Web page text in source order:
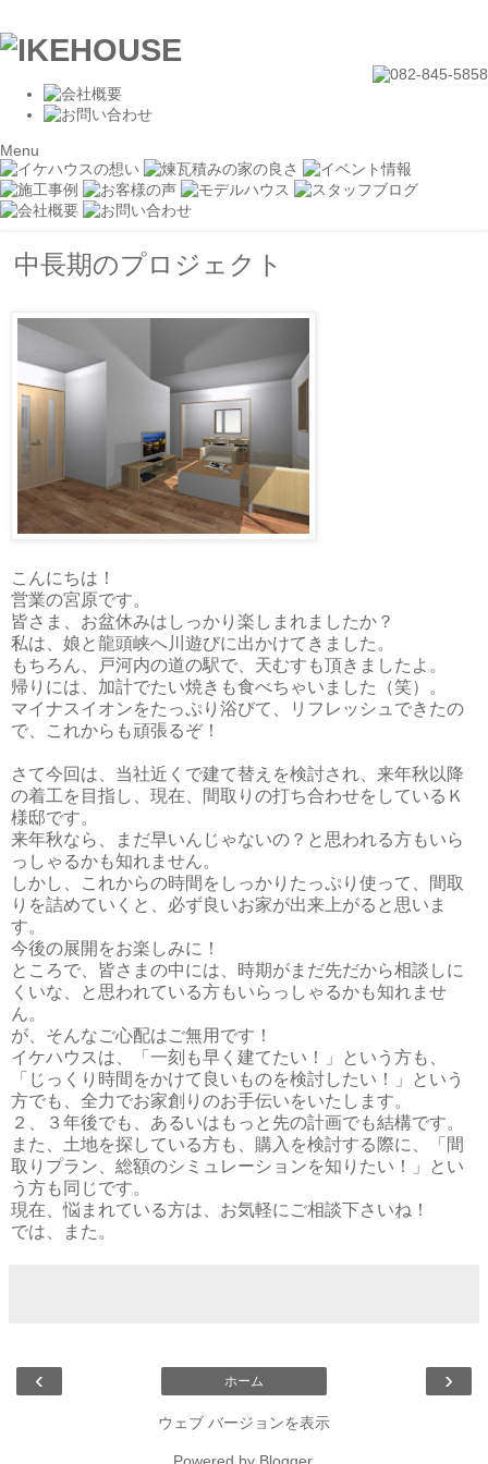
Menu
中長期のプロジェクト
こんにちは！
営業の宮原です。
皆さま、お盆休みはしっかり楽しまれましたか？
私は、娘と龍頭峡へ川遊びに出かけてきました。
もちろん、戸河内の道の駅で、天むすも頂きましたよ。
帰りには、加計でたい焼きも食べちゃいました（笑）。
マイナスイオンをたっぷり浴びて、リフレッシュできたの
で、これからも頑張るぞ！
さて今回は、当社近くで建て替えを検討され、来年秋以降
の着工を目指し、現在、間取りの打ち合わせをしているＫ
様邸です。
来年秋なら、まだ早いんじゃないの？と思われる方もいら
っしゃるかも知れません。
しかし、これからの時間をしっかりたっぷり使って、間取
りを詰めていくと、必ず良いお家が出来上がると思いま
す。
今後の展開をお楽しみに！
ところで、皆さまの中には、時期がまだ先だから相談しに
くいな、と思われている方もいらっしゃるかも知れませ
ん。
が、そんなご心配はご無用です！
イケハウスは、「一刻も早く建てたい！」という方も、
「じっくり時間をかけて良いものを検討したい！」という
方でも、全力でお家創りのお手伝いをいたします。
２、３年後でも、あるいはもっと先の計画でも結構です。
また、土地を探している方も、購入を検討する際に、「間
取りプラン、総額のシミュレーションを知りたい！」とい
う方も同じです。
現在、悩まれている方は、お気軽にご相談下さいね！
では、また。
‹ ›
ホーム
ウェブ バージョンを表示
Powered by Blogger.